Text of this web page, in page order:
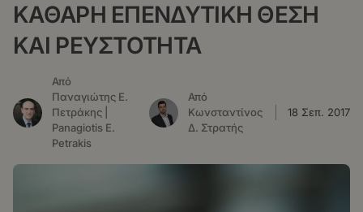
ΚΑΘΑΡΗ ΕΠΕΝΔΥΤΙΚΗ ΘΕΣΗ
ΚΑΙ ΡΕΥΣΤΟΤΗΤΑ
Από
Παναγιώτης Ε.
Πετράκης |
Panagiotis E.
Petrakis
Από
Κωνσταντίνος
Δ. Στρατής
18 Σεπ. 2017